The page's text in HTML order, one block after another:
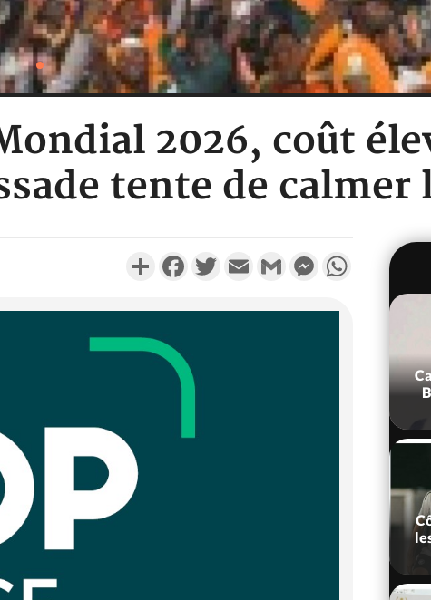
2026, coût
tente de calmer
PartagerFacebookTwitterEmail Gmail MessengerWhatsApp
l'inscription sans frais au